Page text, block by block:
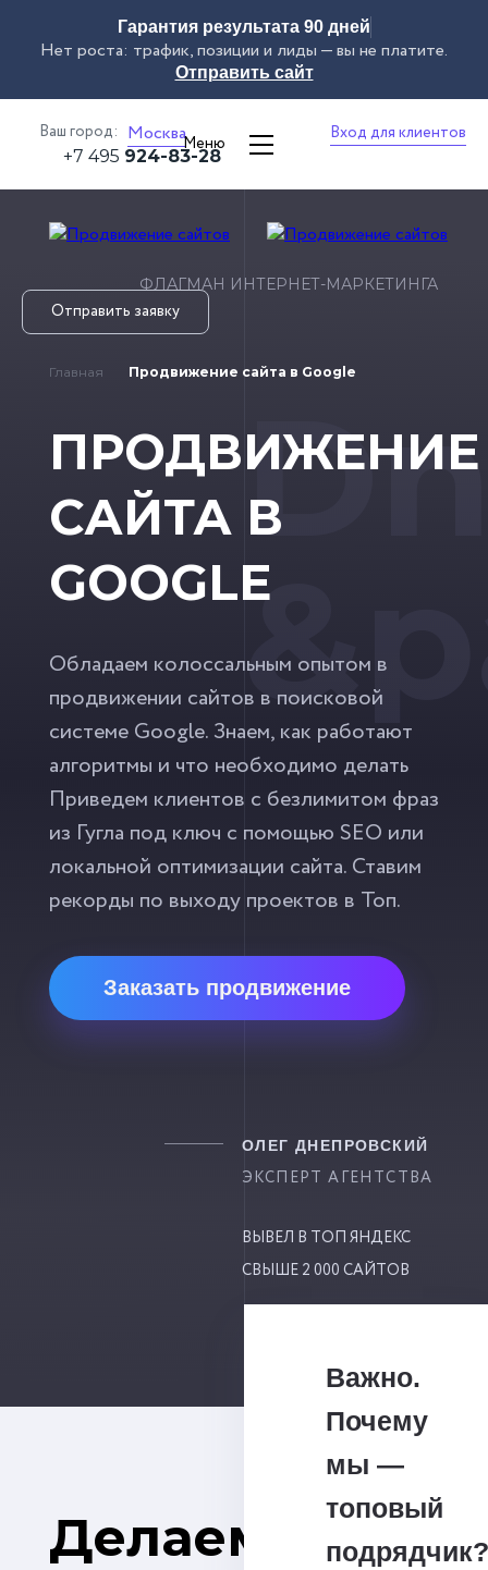
Гарантия результата 90 дней
Нет роста: трафик, позиции и лиды — вы не платите.
Отправить сайт
Ваш город: МоскваМеню
Вход для клиентов
+7 495 924-83-28
ФЛАГМАН ИНТЕРНЕТ-МАРКЕТИНГА
Отправить заявку
Главная Продвижение сайта в Google
ПРОДВИЖЕНИЕ
САЙТА В
GOOGLE
Обладаем колоссальным опытом в
продвижении сайтов в поисковой
системе Google. Знаем, как работают
алгоритмы и что необходимо делать
Приведем клиентов с безлимитом фраз
из Гугла под ключ с помощью SEO или
локальной оптимизации сайта. Ставим
рекорды по выходу проектов в Топ.
Заказать продвижение
ОЛЕГ ДНЕПРОВСКИЙ
ЭКСПЕРТ АГЕНТСТВА
ВЫВЕЛ В ТОП ЯНДЕКС
СВЫШЕ 2 000 САЙТОВ
Делаем
Важно.
Почему
мы —
топовый
подрядчик?